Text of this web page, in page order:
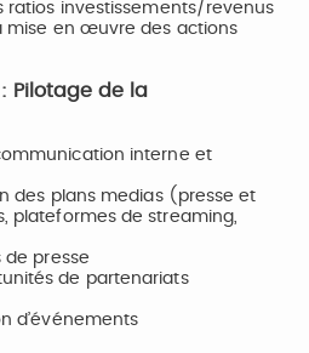
ratios investissements/revenus
mise en œuvre des actions
Pilotage de la
interne et
des plans medias (presse et
plateformes de streaming,
de presse
de partenariats
d’événements